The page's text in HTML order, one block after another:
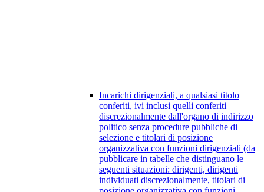
Incarichi dirigenziali, a qualsiasi titolo
conferiti, ivi inclusi quelli conferiti
discrezionalmente dall'organo di indirizzo
politico senza procedure pubbliche di
selezione e titolari di posizione
organizzativa con funzioni dirigenziali (da
pubblicare in tabelle che distinguano le
seguenti situazioni: dirigenti, dirigenti
individuati discrezionalmente, titolari di